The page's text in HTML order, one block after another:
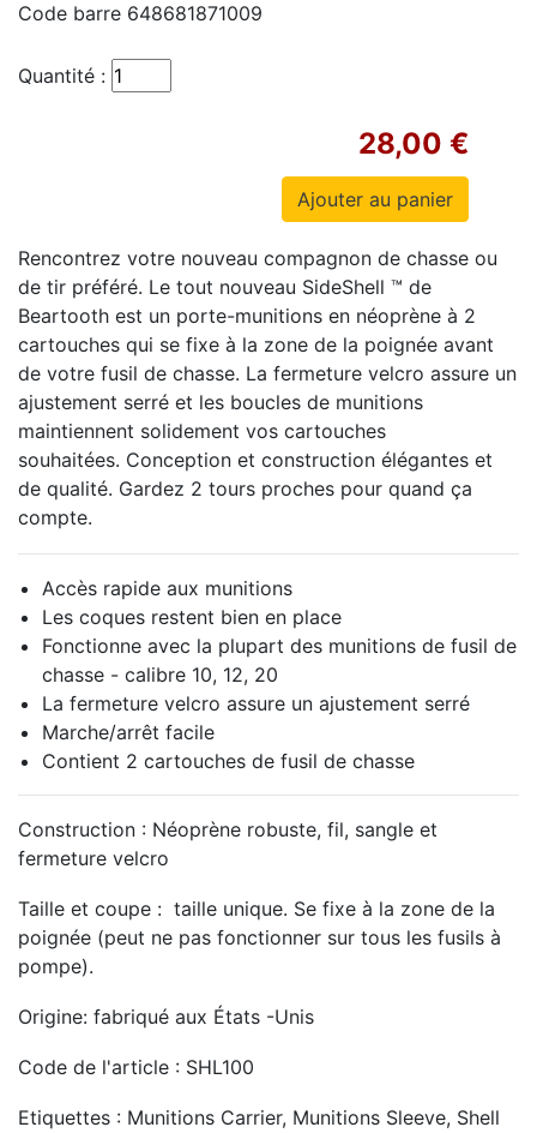
Code barre 648681871009
Quantité :
28,00 €
Rencontrez votre nouveau compagnon de chasse ou
de tir préféré. Le tout nouveau SideShell ™ de
Beartooth est un porte-munitions en néoprène à 2
cartouches qui se fixe à la zone de la poignée avant
de votre fusil de chasse. La fermeture velcro assure un
ajustement serré et les boucles de munitions
maintiennent solidement vos cartouches
souhaitées. Conception et construction élégantes et
de qualité. Gardez 2 tours proches pour quand ça
compte.
Accès rapide aux munitions
Les coques restent bien en place
Fonctionne avec la plupart des munitions de fusil de
chasse - calibre 10, 12, 20
La fermeture velcro assure un ajustement serré
Marche/arrêt facile
Contient 2 cartouches de fusil de chasse
Construction : Néoprène robuste, fil, sangle et
fermeture velcro
Taille et coupe : taille unique. Se fixe à la zone de la
poignée (peut ne pas fonctionner sur tous les fusils à
pompe).
Origine: fabriqué aux États -Unis
Code de l'article : SHL100
Etiquettes : Munitions Carrier, Munitions Sleeve, Shell